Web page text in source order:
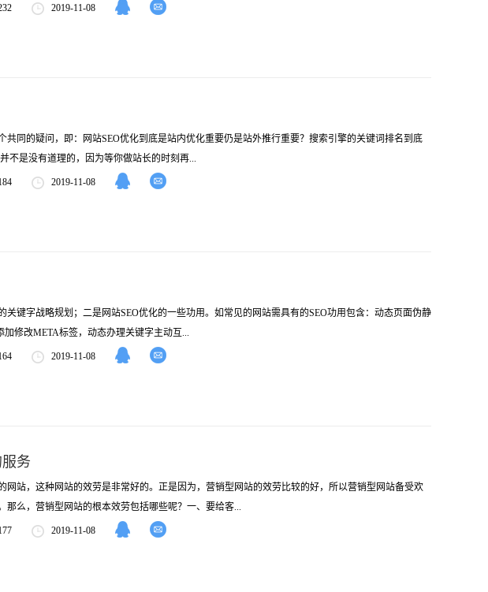
2019-11-08
的疑问，即：网站SEO优化到底是站内优化重要仍是站外推行重要？搜索引擎的关键词排名到底
不是没有道理的，因为等你做站长的时刻再...
2019-11-08
键字战略规划；二是网站SEO优化的一些功用。如常见的网站需具有的SEO功用包含：动态页面伪静
修改META标签，动态办理关键字主动互...
2019-11-08
务
网站，这种网站的效劳是非常好的。正是因为，营销型网站的效劳比较的好，所以营销型网站备受欢
么，营销型网站的根本效劳包括哪些呢？一、要给客...
2019-11-08